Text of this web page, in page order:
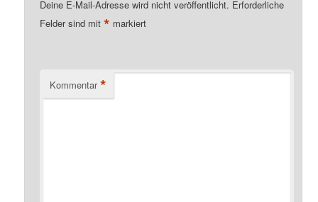
Deine E-Mail-Adresse wird nicht veröffentlicht. Erforderliche
Felder sind mit* markiert
Kommentar *